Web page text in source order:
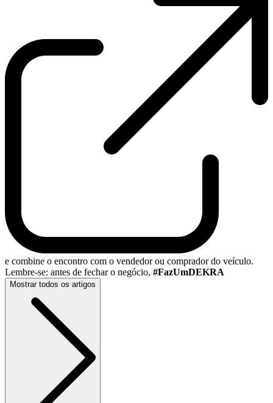
e combine o encontro com o vendedor ou comprador do veículo.
Lembre-se: antes de fechar o negócio, #FazUmDEKRA
Mostrar todos os artigos